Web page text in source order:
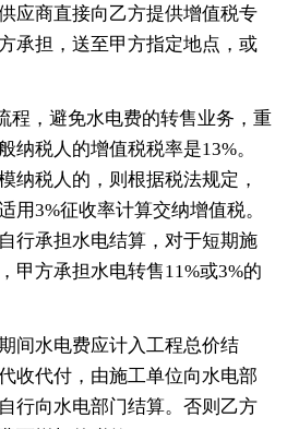
应商直接向乙方提供增值税专
承担，送至甲方指定地点，或
程，避免水电费的转售业务，重
纳税人的增值税税率是13%。
纳税人的，则根据税法规定，
用3%征收率计算交纳增值税。
行承担水电结算，对于短期施
甲方承担水电转售11%或3%的
间水电费应计入工程总价结
收代付，由施工单位向水电部
行向水电部门结算。否则乙方